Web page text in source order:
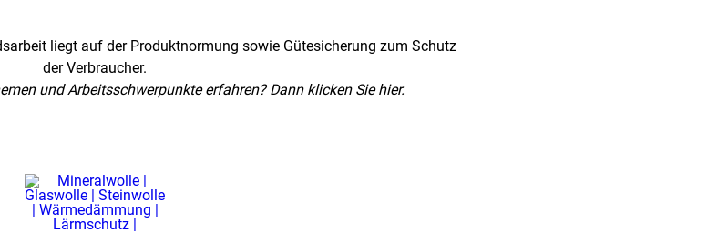
liegt auf der Produktnormung sowie Gütesicherung zum Schutz
der Verbraucher.
und Arbeitsschwerpunkte erfahren? Dann klicken Siehier.